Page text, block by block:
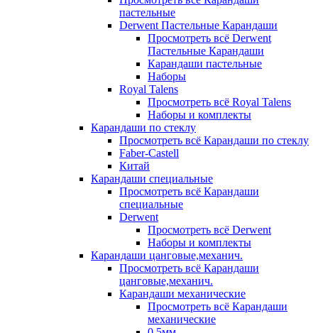
пастельные
Derwent Пастельные Карандаши
Просмотреть всё Derwent
Пастельные Карандаши
Карандаши пастельные
Наборы
Royal Talens
Просмотреть всё Royal Talens
Наборы и комплекты
Карандаши по стеклу
Просмотреть всё Карандаши по стеклу
Faber-Castell
Китай
Карандаши специальные
Просмотреть всё Карандаши
специальные
Derwent
Просмотреть всё Derwent
Наборы и комплекты
Карандаши цанговые,механич.
Просмотреть всё Карандаши
цанговые,механич.
Карандаши механические
Просмотреть всё Карандаши
механические